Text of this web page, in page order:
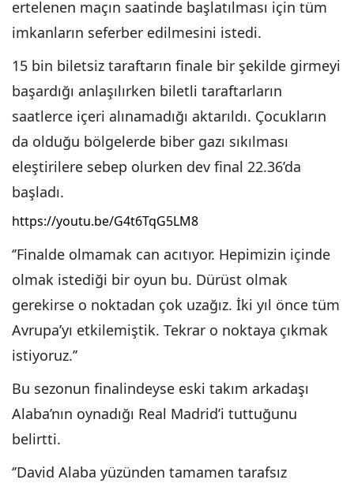
ertelenen maçın saatinde başlatılması için tüm
imkanların seferber edilmesini istedi.
15 bin biletsiz taraftarın finale bir şekilde girmeyi
başardığı anlaşılırken biletli taraftarların
saatlerce içeri alınamadığı aktarıldı. Çocukların
da olduğu bölgelerde biber gazı sıkılması
eleştirilere sebep olurken dev final 22.36’da
başladı.
https://youtu.be/G4t6TqG5LM8
‘’Finalde olmamak can acıtıyor. Hepimizin içinde
olmak istediği bir oyun bu. Dürüst olmak
gerekirse o noktadan çok uzağız. İki yıl önce tüm
Avrupa’yı etkilemiştik. Tekrar o noktaya çıkmak
istiyoruz.’’
Bu sezonun finalindeyse eski takım arkadaşı
Alaba’nın oynadığı Real Madrid’i tuttuğunu
belirtti.
‘’David Alaba yüzünden tamamen tarafsız